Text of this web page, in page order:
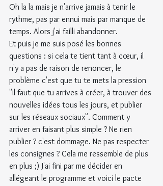
Oh la la mais je n'arrive jamais à tenir le
rythme, pas par ennui mais par manque de
temps. Alors j'ai failli abandonner.
Et puis je me suis posé les bonnes
questions : si cela te tient tant à cœur, il
n'y a pas de raison de renoncer, le
problème c'est que tu te mets la pression
"il faut que tu arrives à créer, à trouver des
nouvelles idées tous les jours, et publier
sur les réseaux sociaux". Comment y
arriver en faisant plus simple ? Ne rien
publier ? c'est dommage. Ne pas respecter
les consignes ? Cela me ressemble de plus
en plus ;) J'ai fini par me décider en
allégeant le programme et voici le pacte